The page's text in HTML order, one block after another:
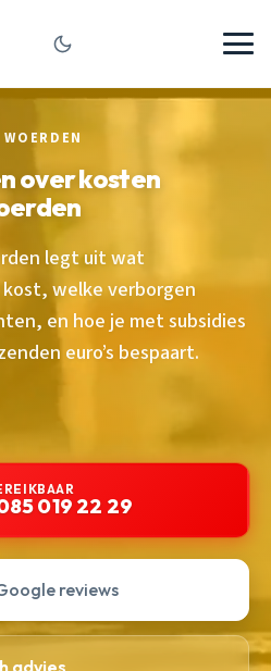
over kosten
legt uit wat
welke verborgen
en hoe je met subsidies
euro’s bespaart.
019 22 29
reviews
advies